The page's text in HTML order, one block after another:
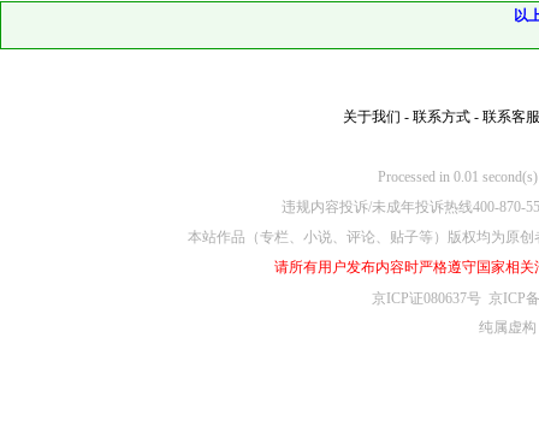
以
关于我们 - 联系方式 - 联系客服
Processed in 0.01
违规内容投诉/未成年投诉热线400-870-
本站作品（专栏、小说、评论、贴子等）版权均为原
请所有用户发布内容时严格遵守国家相
京ICP证080637号 京ICP
纯属虚